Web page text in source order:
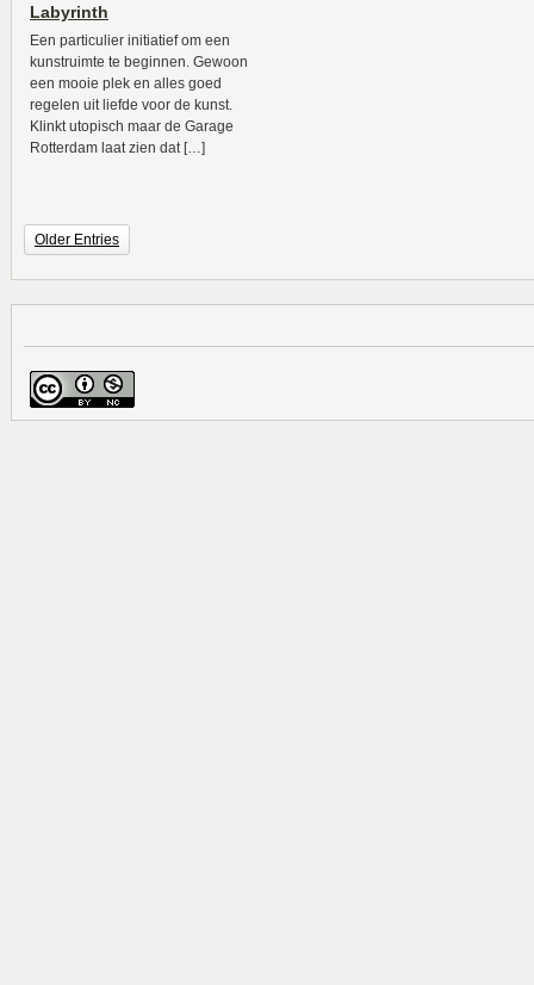
Labyrinth
Een particulier initiatief om een
kunstruimte te beginnen. Gewoon
een mooie plek en alles goed
regelen uit liefde voor de kunst.
Klinkt utopisch maar de Garage
Rotterdam laat zien dat […]
Older Entries